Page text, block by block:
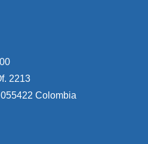
2213
Colombia